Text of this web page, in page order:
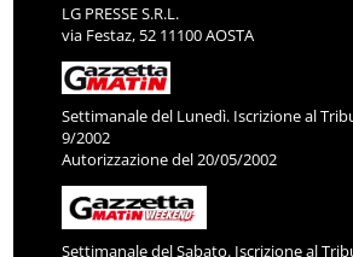
LG PRESSE S.R.L.
via Festaz, 52 11100 AOSTA
Settimanale del Lunedì. Iscrizione al
9/2002
Autorizzazione del 20/05/2002
Settimanale del Sabato. Iscrizione al